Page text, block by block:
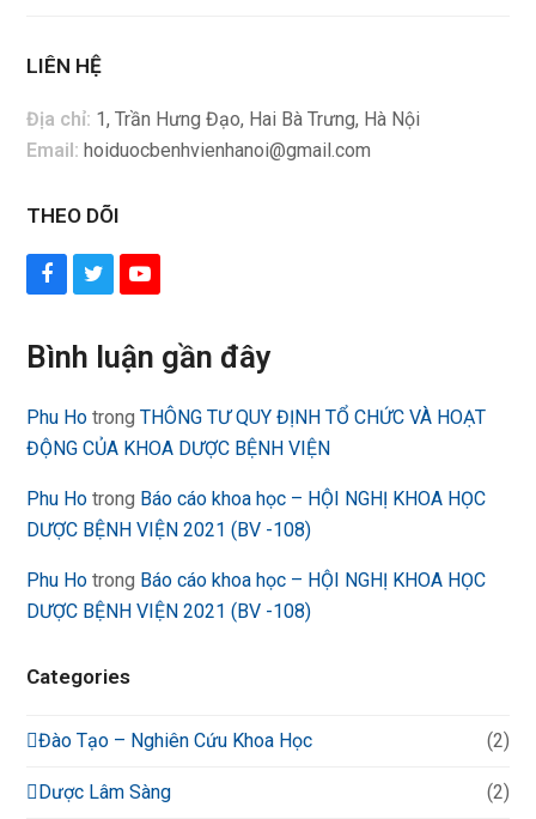
LIÊN HỆ
Địa chỉ: 1, Trần Hưng Đạo, Hai Bà Trưng, Hà Nội
Email: hoiduocbenhvienhanoi@gmail.com
THEO DÕI
Facebook
TwitterYouTube
Bình luận gần đây
Phu Ho trongTHÔNG TƯ QUY ĐỊNH TỔ CHỨC VÀ HOẠT
ĐỘNG CỦA KHOA DƯỢC BỆNH VIỆN
Phu Ho trong Báo cáo khoa học – HỘI NGHỊ KHOA HỌC
DƯỢC BỆNH VIỆN 2021 (BV -108)
Phu Ho trong Báo cáo khoa học – HỘI NGHỊ KHOA HỌC
DƯỢC BỆNH VIỆN 2021 (BV -108)
Categories
Đào Tạo – Nghiên Cứu Khoa Học (2)
Dược Lâm Sàng (2)